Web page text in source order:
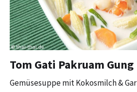
Tom Gati Pakruam Gung
Gemüsesuppe mit Kokosmilch &